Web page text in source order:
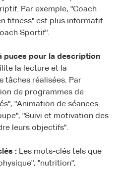
Par exemple, "Coach
fitness" est plus informatif
Sportif".
puces pour la description
la lecture et la
tâches réalisées. Par
de programmes de
"Animation de séances
"Suivi et motivation des
leurs objectifs".
: Les mots-clés tels que
"nutrition",